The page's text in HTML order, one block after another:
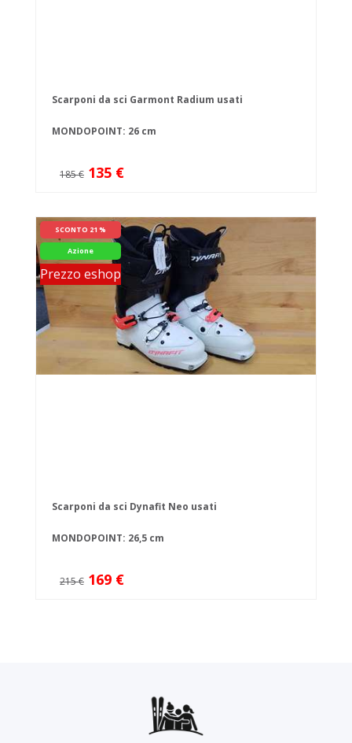
Scarponi da sci Garmont Radium usati
MONDOPOINT: 26 cm
185 € 135 €
SCONTO 21 %
Azione
Prezzo eshop
Scarponi da sci Dynafit Neo usati
MONDOPOINT: 26,5 cm
215 € 169 €